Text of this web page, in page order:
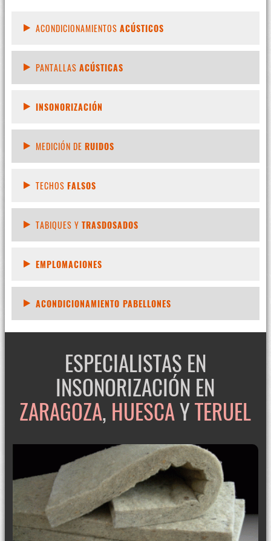
ACONDICIONAMIENTOS ACÚSTICOS
PANTALLAS ACÚSTICAS
INSONORIZACIÓN
MEDICIÓN DE RUIDOS
TECHOS FALSOS
TABIQUES Y TRASDOSADOS
EMPLOMACIONES
ACONDICIONAMIENTO PABELLONES
ESPECIALISTAS EN
INSONORIZACIÓN EN
ZARAGOZA, HUESCAYTERUEL